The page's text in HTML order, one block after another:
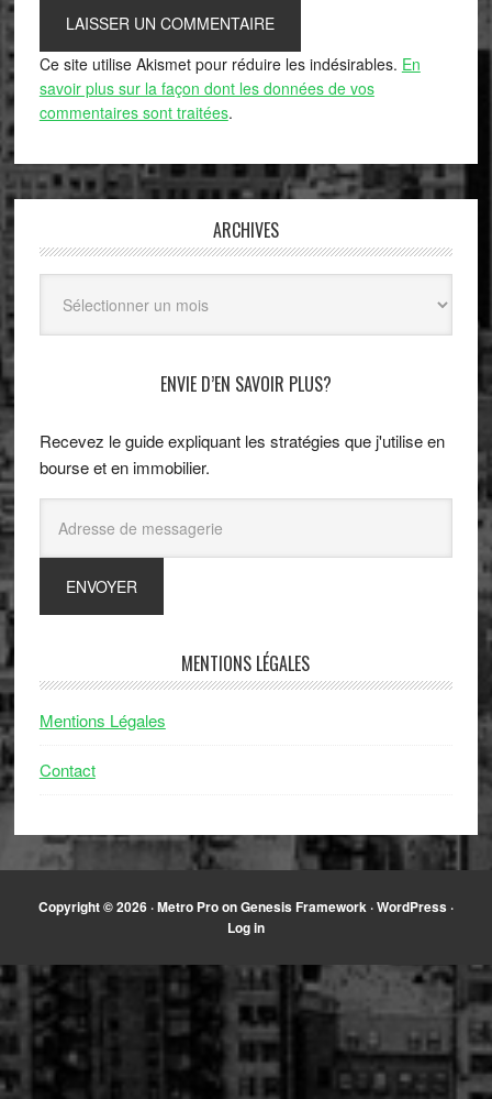
Ce site utilise Akismet pour réduire les indésirables. En
savoir plus sur la façon dont les données de vos
commentaires sont traitées.
ARCHIVES
ENVIE D’EN SAVOIR PLUS?
Recevez le guide expliquant les stratégies que j'utilise en
bourse et en immobilier.
MENTIONS LÉGALES
Mentions Légales
Contact
Copyright © 2026 ·Metro ProonGenesis Framework ·WordPress ·
Log in